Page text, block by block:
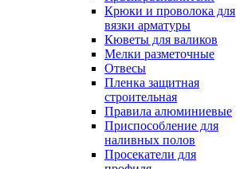
Крюки и проволока для
вязки арматуры
Кюветы для валиков
Мелки разметочные
Отвесы
Пленка защитная
строительная
Правила алюминиевые
Приспособление для
наливных полов
Просекатели для